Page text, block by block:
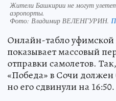
Жители Башкирии не могут
аэропорты.
Фото: Владимир ВЕЛЕНГУРИН.
Онлайн-табло
показывает массовый
отправки самолетов.
«Победа» в Сочи должен
но его сдвинули на 16:50.